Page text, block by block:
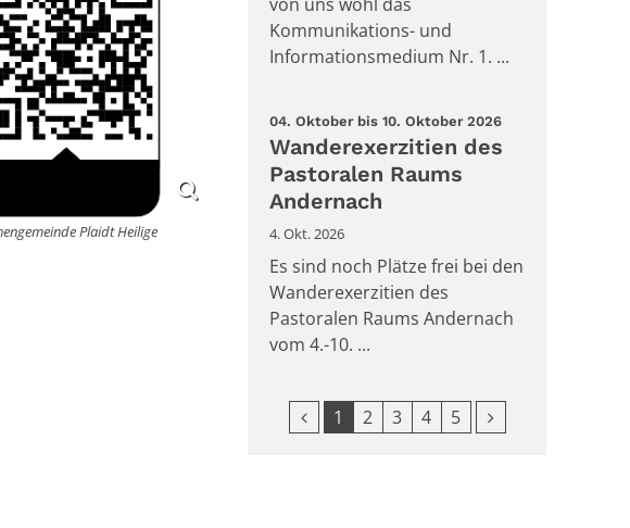
Plaidt Heilige
Kommunikations- und
Informationsmedium Nr. 1. ...
04. Oktober bis 10. Oktober 2026:
Wanderexerzitien des
Pastoralen Raums
Andernach
4. Okt. 2026
Es sind noch Plätze frei bei den
Wanderexerzitien des
Pastoralen Raums Andernach
vom 4.-10. ...
Vorherige Seite
1 2 3 4 5 Nächste Seite